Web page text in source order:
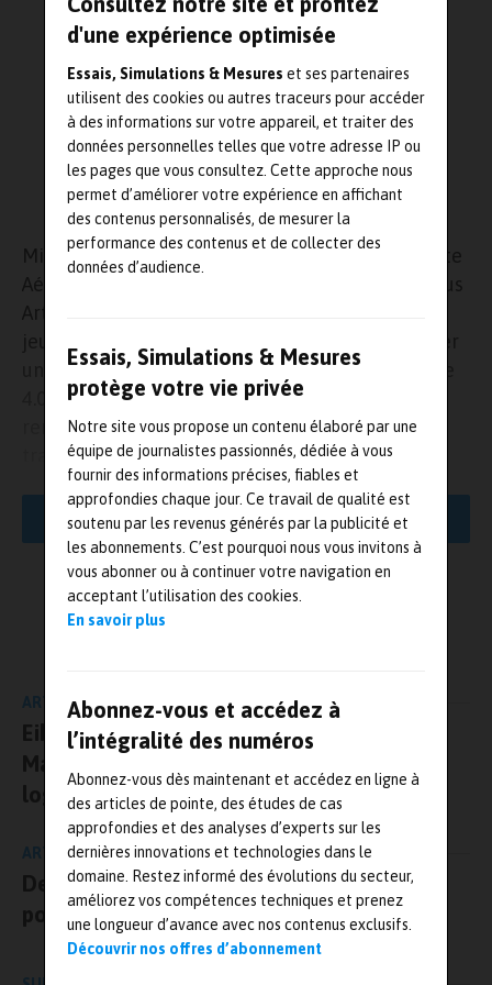
d'une expérience optimisée
Essais, Simulations & Mesures et ses partenaires
utilisent des cookies ou autres traceurs pour accéder
à des informations sur votre appareil, et traiter des
données personnelles telles que votre adresse IP ou
les pages que vous consultez. Cette approche nous
permet d’améliorer votre expérience en affichant
des contenus personnalisés, de mesurer la
performance des contenus et de collecter des
données d’audience.
Essais, Simulations & Mesures
protège votre vie privée
Notre site vous propose un contenu élaboré par une
équipe de journalistes passionnés, dédiée à vous
fournir des informations précises, fiables et
approfondies chaque jour. Ce travail de qualité est
soutenu par les revenus générés par la publicité et
les abonnements. C’est pourquoi nous vous invitons à
vous abonner ou à continuer votre navigation en
acceptant l’utilisation des cookies.
En savoir plus
Abonnez-vous et accédez à
l’intégralité des numéros
Abonnez-vous dès maintenant et accédez en ligne à
des articles de pointe, des études de cas
approfondies et des analyses d’experts sur les
dernières innovations et technologies dans le
domaine. Restez informé des évolutions du secteur,
améliorez vos compétences techniques et prenez
une longueur d’avance avec nos contenus exclusifs.
Découvrir nos offres d’abonnement
Michaël Pereira a été nommé responsable du site
Aérodynamique du laboratoire Dynfluid – Campus
Arts et Métiers de Paris en janvier dernier. Ce
un équipement construit en 1952 dans l’industrie
4.0. Une nouvelle dynamique qui implique de
renforcer la recherche dans les domaines de la
transition énergétique et des transports, pour
lesquels les compétences de la soufflerie sont
reconnues, tout en développant les moyens de
métrologie et en s’ouvrant à d’autres thématiques
comme les drones et la physique du sport.
La complémentarité des compétences (théoriques, numériques et
soufflerie est mobilisée pour des travaux sur l’automobile,
l’aviation, les immeubles de grande hauteur, les éoliennes, les
capteurs solaires, … Elle travaille en étroite collaboration avec
des industriels comme PSA, Renault, Dassault, ou encore Safran.
La seule soufflerie à circuit fermé de cette envergure à Paris
La soufflerie du campus de Paris des Arts et Métiers est une
soufflerie fermée, équipée d’un ventilateur d’un diamètre de 3
mètres, piloté par un variateur et un moteur de 120 kW.
L’écoulement dans la veine d’essai principale peut atteindre 40
mètres par seconde. «
LIRE LA SUITE
L'AUTEUR
ARTICLE PRÉCÉDENT
Eikosim lancera officiellement le 16 mai à
Massy Eikotwin Digital Twin, son nouveau
logiciel
ARTICLE SUIVANT
Des nouveaux robinets de mesure pour eau
potable avec la technique à ultrasons